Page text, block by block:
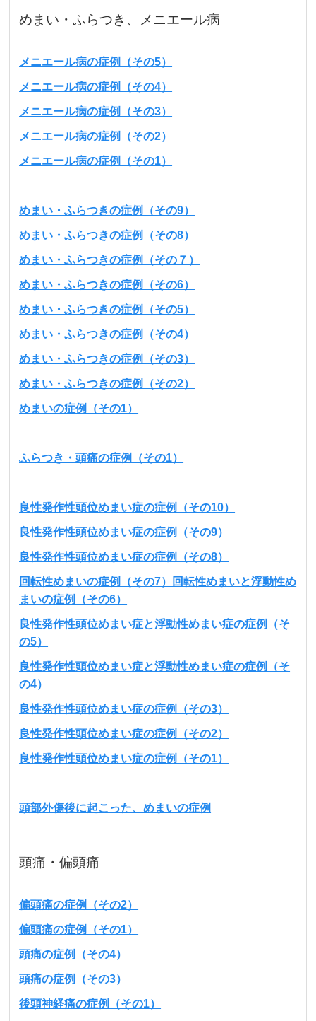
めまい・ふらつき、メニエール病
メニエール病の症例（その5）
メニエール病の症例（その4）
メニエール病の症例（その3）
メニエール病の症例（その2）
メニエール病の症例（その1）
めまい・ふらつきの症例（その9）
めまい・ふらつきの症例（その8）
めまい・ふらつきの症例（その７）
めまい・ふらつきの症例（その6）
めまい・ふらつきの症例（その5）
めまい・ふらつきの症例（その4）
めまい・ふらつきの症例（その3）
めまい・ふらつきの症例（その2）
めまいの症例（その1）
ふらつき・頭痛の症例（その1）
良性発作性頭位めまい症の症例（その10）
良性発作性頭位めまい症の症例（その9）
良性発作性頭位めまい症の症例（その8）
回転性めまいの症例（その7）
回転性めまいと浮動性め
まいの症例（その6）
良性発作性頭位めまい症と浮動性めまい症の症例（そ
の5）
良性発作性頭位めまい症と浮動性めまい症の症例（そ
の4）
良性発作性頭位めまい症の症例（その3）
良性発作性頭位めまい症の症例（その2）
良性発作性頭位めまい症の症例（その1）
頭部外傷後に起こった、めまいの症例
頭痛・偏頭痛
偏頭痛の症例（その2）
偏頭痛の症例（その1）
頭痛の症例（その4）
頭痛の症例（その3）
後頭神経痛の症例（その1）